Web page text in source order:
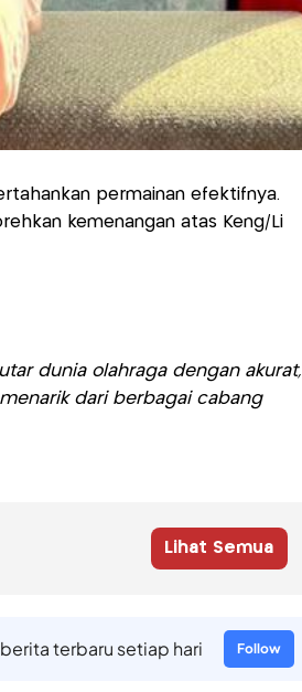
permainan efektifnya.
kemenangan atas Keng/Li
dunia olahraga dengan akurat,
dari berbagai cabang
Lihat Semua
terbaru setiap hari Follow